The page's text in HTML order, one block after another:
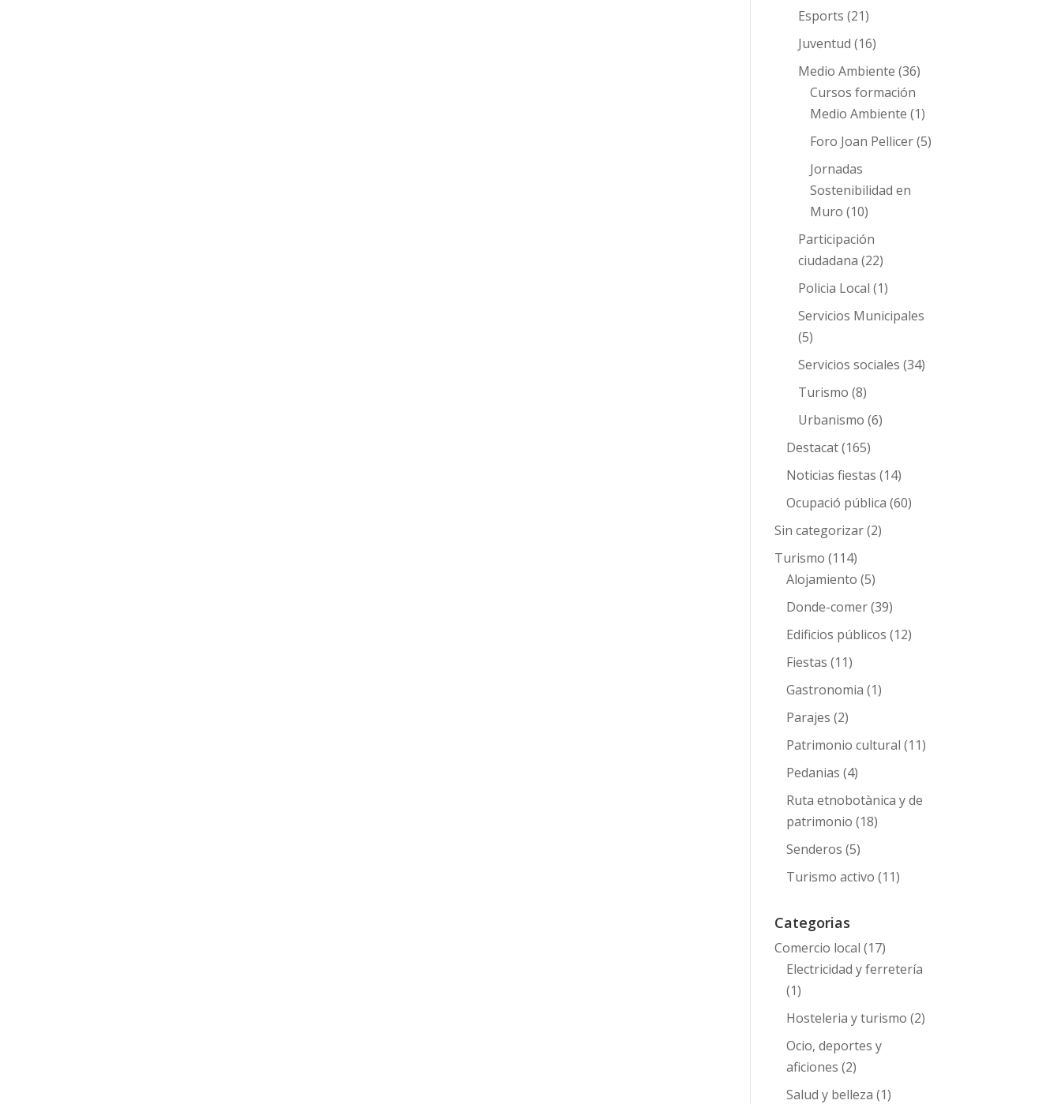
Esports (21)
Juventud (16)
Medio Ambiente (36)
Cursos formación
Medio Ambiente (1)
Foro Joan Pellicer(5)
Jornadas
Sostenibilidad en
Muro (10)
Participación
ciudadana (22)
Policia Local (1)
Servicios Municipales
(5)
Servicios sociales (34)
Turismo (8)
Urbanismo (6)
Destacat(165)
Noticias fiestas (14)
Ocupació pública (60)
Sin categorizar(2)
Turismo (114)
Alojamiento (5)
Donde-comer(39)
Edificios públicos (12)
Fiestas (11)
Gastronomia (1)
Parajes (2)
Patrimonio cultural (11)
Pedanias (4)
Ruta etnobotànica y de
patrimonio (18)
Senderos (5)
Turismo activo (11)
Categorias
Comercio local (17)
Electricidad y ferretería
(1)
Hosteleria y turismo (2)
Ocio, deportes y
aficiones (2)
Salud y belleza (1)